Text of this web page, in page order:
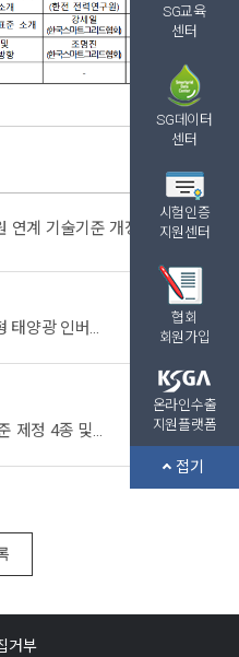
SG교육
센터
SG데이터
센터
시험인증
지원센터
협회
회원가입
온라인수출
지원플랫폼
접기
술기준 개정 공청회 계획.pdf (80.4K)
[한국전력공사] 2026년 계통연계형 태양광 인버터 시험비용 지원사업 공고
제36차 한국스마트그리드협회 표준 제정 4종 및 확인 6종 결과 안내
거부